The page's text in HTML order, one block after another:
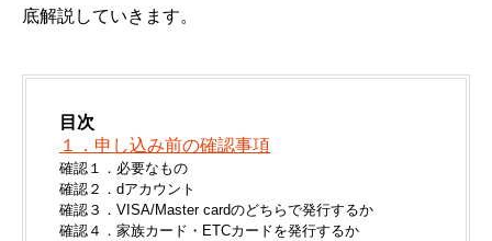
底解説していきます。
目次
１．申し込み前の確認事項
確認１．必要なもの
確認２．dアカウント
確認３．VISA/Master cardのどちらで発行するか
確認４．家族カード・ETCカードを発行するか